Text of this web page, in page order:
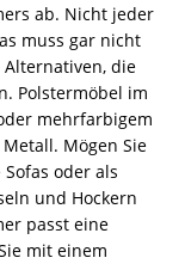
ab. Nicht jeder
muss gar nicht
die
Polstermöbel im
mehrfarbigem
Mögen Sie
oder als
und Hockern
passt eine
mit einem